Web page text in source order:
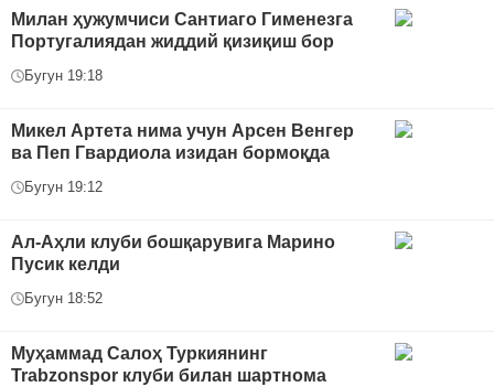
Милан ҳужумчиси Сантиаго Гименезга
Португалиядан жиддий қизиқиш бор
Бугун 19:18
Микел Артета нима учун Арсен Венгер
ва Пеп Гвардиола изидан бормоқда
Бугун 19:12
Ал-Аҳли клуби бошқарувига Марино
Пусик келди
Бугун 18:52
Муҳаммад Салоҳ Туркиянинг
Trabzonspor клуби билан шартнома